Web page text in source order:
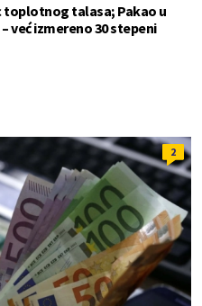
toplotnog talasa; Pakao u
već izmereno 30 stepeni
2